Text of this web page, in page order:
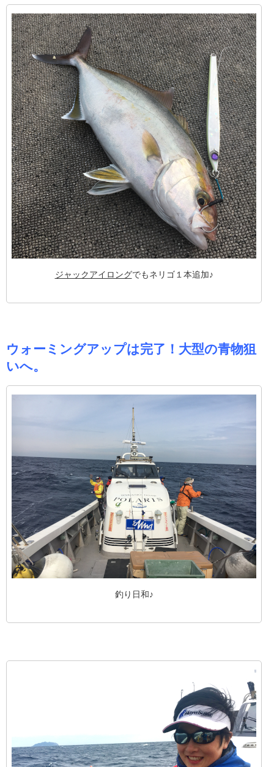
ジャックアイロングでもネリゴ１本追加♪
ウォーミングアップは完了！大型の青物狙
いへ。
釣り日和♪